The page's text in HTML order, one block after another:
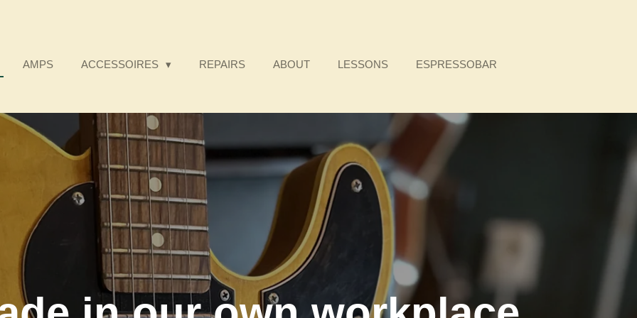
AMPS ACCESSOIRES REPAIRS ABOUT LESSONS
ESPRESSOBAR